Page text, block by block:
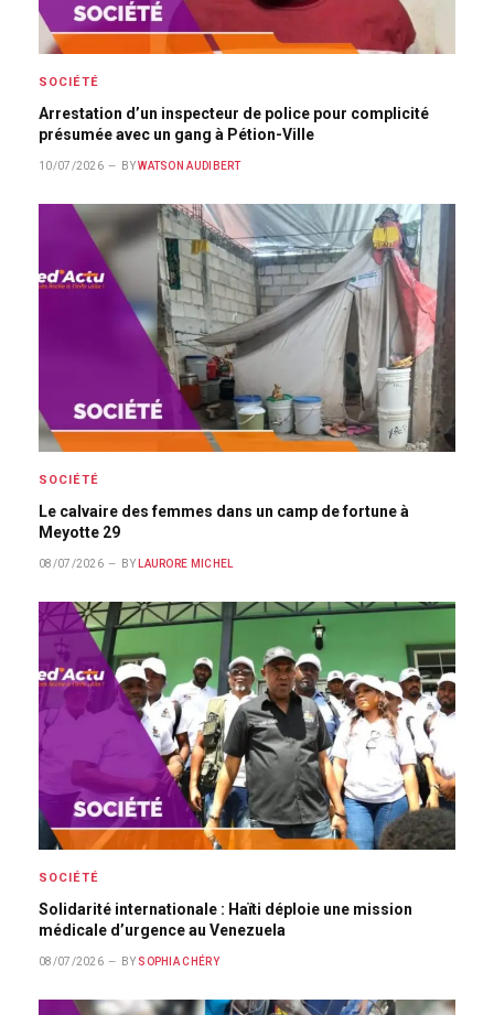
SOCIÉTÉ
Arrestation d’un inspecteur de police pour complicité
présumée avec un gang à Pétion-Ville
10/07/2026 BY WATSON AUDIBERT
SOCIÉTÉ
Le calvaire des femmes dans un camp de fortune à
Meyotte 29
08/07/2026 BY LAURORE MICHEL
SOCIÉTÉ
Solidarité internationale : Haïti déploie une mission
médicale d’urgence au Venezuela
08/07/2026 BY SOPHIA CHÉRY